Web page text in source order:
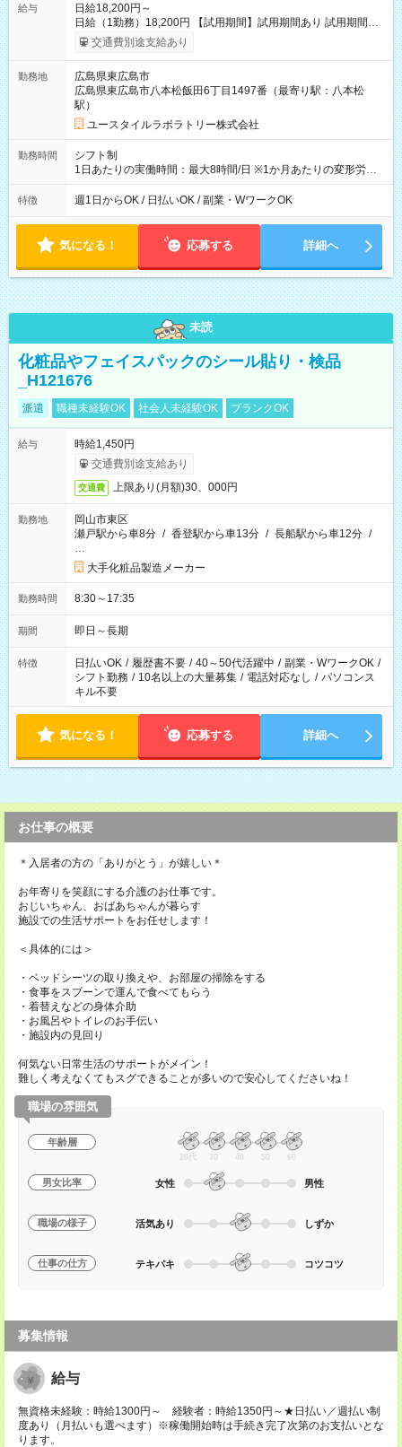
給与
日給18,200円～
日給（1勤務）18,200円 【試用期間】試用期間あり 試用期間の
長さ：3ヶ月 雇用形態、給与は本採用時と同じです。
交通費別途支給あり
勤務地
広島県東広島市
広島県東広島市八本松飯田6丁目1497番（最寄り駅：八本松
駅）
ユースタイルラボラトリー株式会社
勤務時間
シフト制
1日あたりの実働時間：最大8時間/日 ※1か月あたりの変形労働
制（週平均40時間以内） 夜勤：17:00-翌09:00（休憩2時間）
特徴 週1日からOK / 日払いOK / 副業・WワークOK
気になる！ 応募する 詳細へ
未読
化粧品やフェイスパックのシール貼り・検品
_H121676
派遣 職種未経験OK 社会人未経験OK ブランクOK
給与
時給1,450円
交通費別途支給あり
交通費 上限あり(月額)30、000円
勤務地
岡山市東区
瀬戸駅から車8分 / 香登駅から車13分 / 長船駅から車12分 /
…
大手化粧品製造メーカー
勤務時間 8:30～17:35
期間 即日～長期
特徴 日払いOK / 履歴書不要 / 40～50代活躍中 / 副業・WワークOK /
シフト勤務 / 10名以上の大量募集 / 電話対応なし / パソコンス
キル不要
気になる！ 応募する 詳細へ
お仕事の概要
＊入居者の方の「ありがとう」が嬉しい＊
お年寄りを笑顔にする介護のお仕事です。
おじいちゃん、おばあちゃんが暮らす
施設での生活サポートをお任せします！
＜具体的には＞
・ベッドシーツの取り換えや、お部屋の掃除をする
・食事をスプーンで運んで食べてもらう
・着替えなどの身体介助
・お風呂やトイレのお手伝い
・施設内の見回り
何気ない日常生活のサポートがメイン！
難しく考えなくてもスグできることが多いので安心してくださいね！
職場の雰囲気
年齢層
20代 30 40 50 60
男女比率 女性 男性
職場の様子 活気あり しずか
仕事の仕方 テキパキ コツコツ
募集情報
給与
無資格未経験：時給1300円～ 経験者：時給1350円～★日払い／週払い制
度あり（月払いも選べます）※稼働開始時は手続き完了次第のお支払いとな
ります。